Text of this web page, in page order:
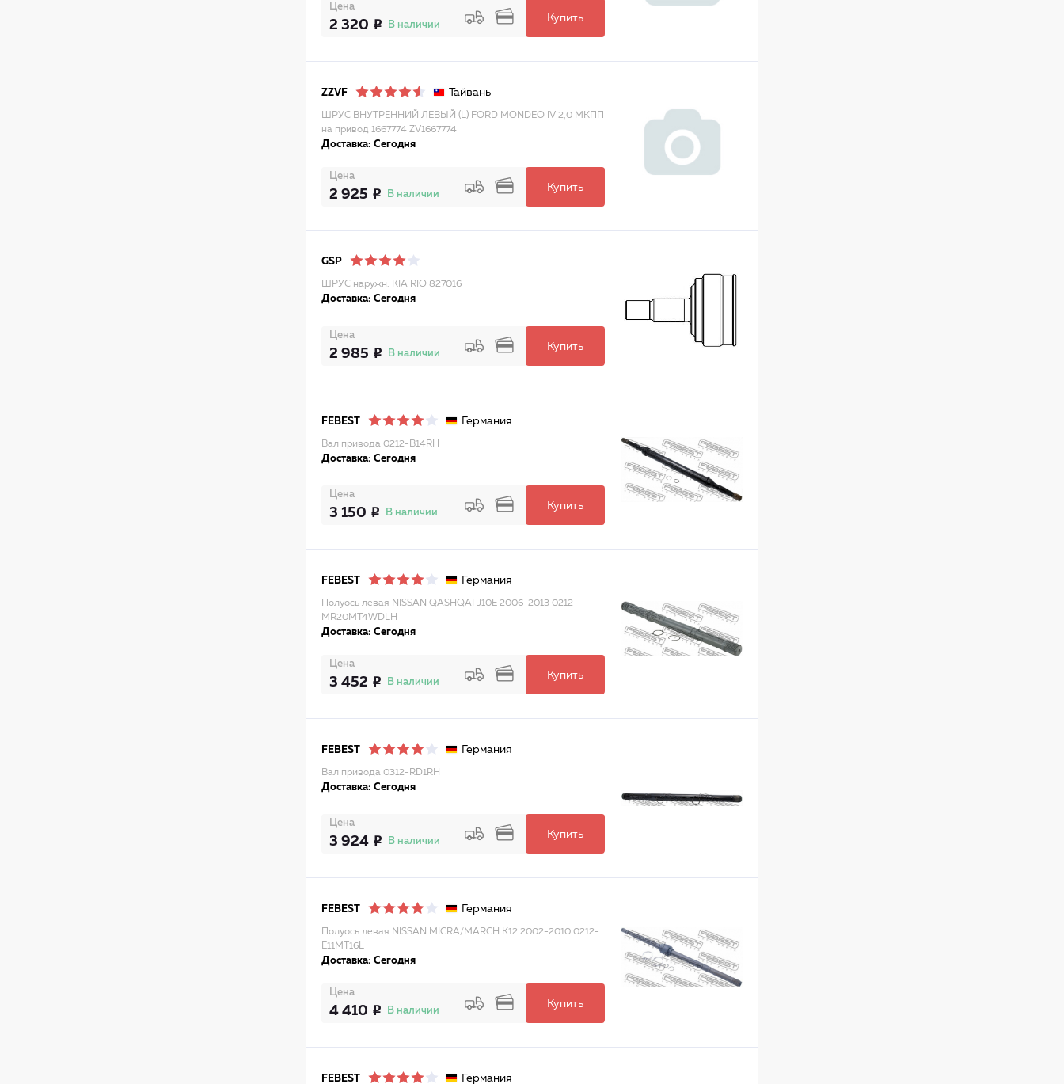
Цена
2 320 В наличии
Купить
ZZVF Тайвань
ШРУС ВНУТРЕННИЙ ЛЕВЫЙ (L) FORD MONDEO IV 2,0 МКПП
на привод 1667774 ZV1667774
Доставка: Сегодня
Цена
2 925 В наличии
Купить
GSP
ШРУС наружн. KIA RIO 827016
Доставка: Сегодня
Цена
2 985 В наличии
Купить
FEBEST Германия
Вал привода 0212-B14RH
Доставка: Сегодня
Цена
3 150 В наличии
Купить
FEBEST Германия
Полуось левая NISSAN QASHQAI J10E 2006-2013 0212-
MR20MT4WDLH
Доставка: Сегодня
Цена
3 452 В наличии
Купить
FEBEST Германия
Вал привода 0312-RD1RH
Доставка: Сегодня
Цена
3 924 В наличии
Купить
FEBEST Германия
Полуось левая NISSAN MICRA/MARCH K12 2002-2010 0212-
E11MT16L
Доставка: Сегодня
Цена
4 410 В наличии
Купить
FEBEST Германия